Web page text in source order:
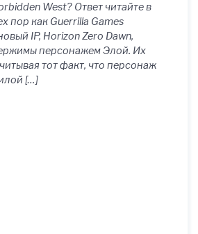
West? Ответ читайте в
пор как Guerrilla Games
IP, Horizon Zero Dawn,
персонажем Элой. Их
тот факт, что персонаж
[…]